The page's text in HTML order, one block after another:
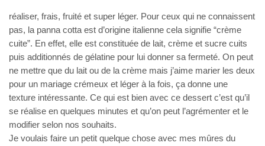
réaliser, frais, fruité et super léger. Pour ceux qui ne connaissent
pas, la panna cotta est d’origine italienne cela signifie “crème
cuite”. En effet, elle est constituée de lait, crème et sucre cuits
puis additionnés de gélatine pour lui donner sa fermeté. On peut
ne mettre que du lait ou de la crème mais j’aime marier les deux
pour un mariage crémeux et léger à la fois, ça donne une
texture intéressante. Ce qui est bien avec ce dessert c’est qu’il
se réalise en quelques minutes et qu’on peut l’agrémenter et le
modifier selon nos souhaits.
Je voulais faire un petit quelque chose avec mes mûres du